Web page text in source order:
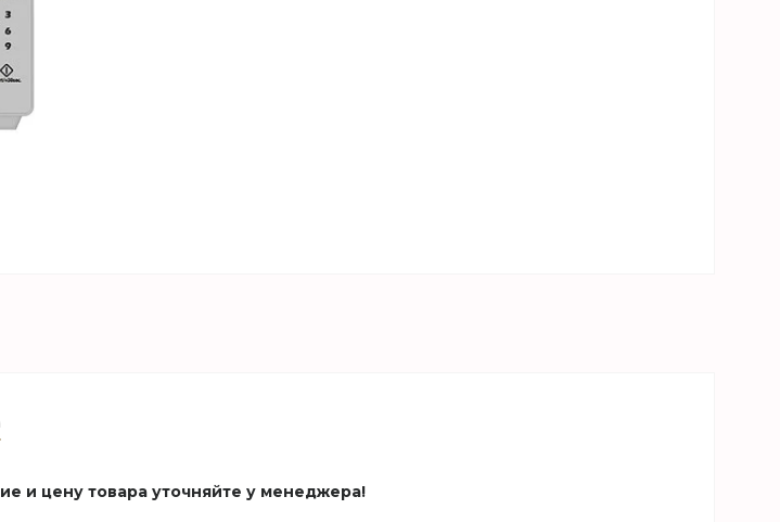
и цену товара уточняйте у менеджера!